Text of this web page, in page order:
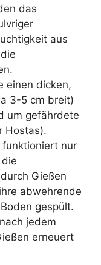
das
aus
einen dicken,
3-5 cm breit)
um gefährdete
Hostas).
funktioniert nur
Gießen
abwehrende
gespült.
jedem
erneuert